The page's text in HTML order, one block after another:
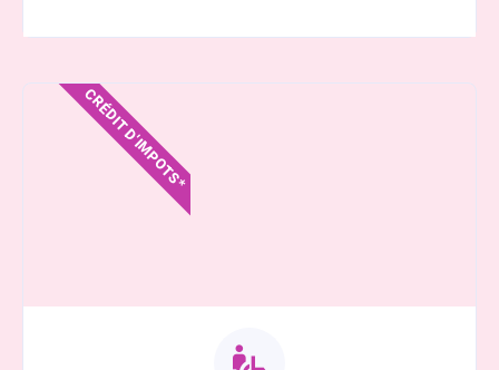
CRÉDIT D'IMPOTS*